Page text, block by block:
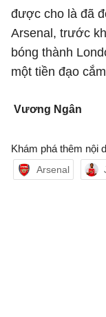
được cho là đã
Arsenal, trước
bóng thành
một tiền đạo
Vương Ngân
Khám phá thêm nội
Arsenal